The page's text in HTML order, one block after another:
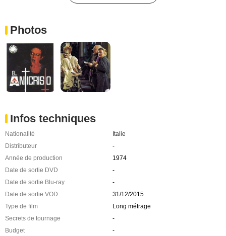
Photos
Infos techniques
Nationalité
Italie
Distributeur
-
Année de production
1974
Date de sortie DVD
-
Date de sortie Blu-ray
-
Date de sortie VOD
31/12/2015
Type de film
Long métrage
Secrets de tournage
-
Budget
-